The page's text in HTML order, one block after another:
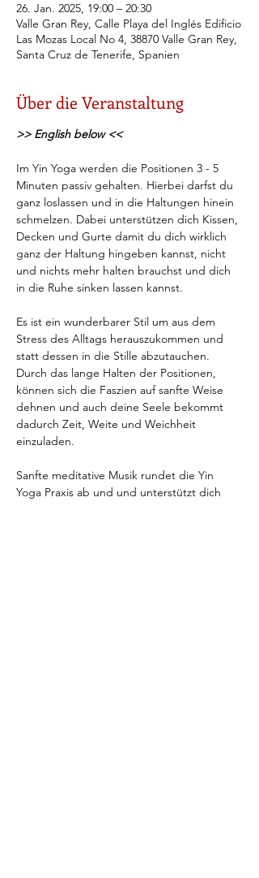
26. Jan. 2025, 19:00 – 20:30
Valle Gran Rey, Calle Playa del Inglés Edificio
Las Mozas Local No 4, 38870 Valle Gran Rey,
Santa Cruz de Tenerife, Spanien
Über die Veranstaltung
>> English below <<
Im Yin Yoga werden die Positionen 3 - 5
Minuten passiv gehalten. Hierbei darfst du
ganz loslassen und in die Haltungen hinein
schmelzen. Dabei unterstützen dich Kissen,
Decken und Gurte damit du dich wirklich
ganz der Haltung hingeben kannst, nicht
und nichts mehr halten brauchst und dich
in die Ruhe sinken lassen kannst.
Es ist ein wunderbarer Stil um aus dem
Stress des Alltags herauszukommen und
statt dessen in die Stille abzutauchen.
Durch das lange Halten der Positionen,
können sich die Faszien auf sanfte Weise
dehnen und auch deine Seele bekommt
dadurch Zeit, Weite und Weichheit
einzuladen.
Sanfte meditative Musik rundet die Yin
Yoga Praxis ab und und unterstützt dich